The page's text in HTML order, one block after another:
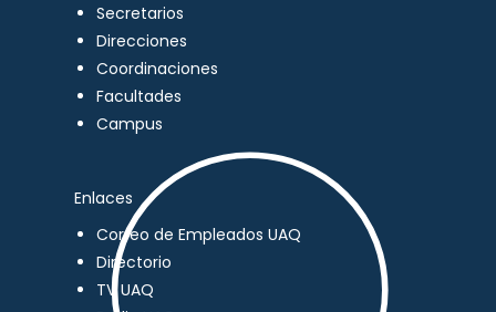
Secretarios
Direcciones
Coordinaciones
Facultades
Campus
Enlaces
Correo de Empleados UAQ
Directorio
TV UAQ